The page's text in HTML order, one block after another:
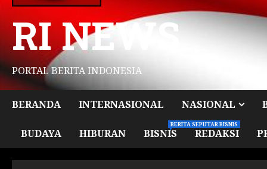
RI NEWS
PORTAL BERITA INDONESIA
BERANDA INTERNASIONAL NASIONAL
BUDAYA HIBURAN BISNIS
BERITA SEPUTAR BISNIS
REDAKSI